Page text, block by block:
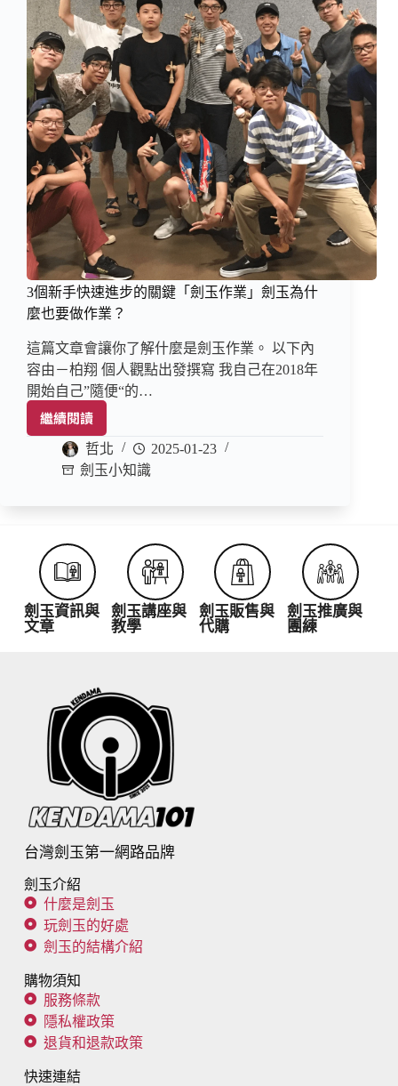
3個新手快速進步的關鍵「劍玉作業」劍玉為什
麼也要做作業？
這篇文章會讓你了解什麼是劍玉作業。 以下內
容由－柏翔 個人觀點出發撰寫 我自己在2018年
開始自己”隨便“的…
繼續閱讀
哲北
2025-01-23
劍玉小知識
劍玉資訊與
文章
劍玉講座與
教學
劍玉販售與
代購
劍玉推廣與
團練
台灣劍玉第一網路品牌
劍玉介紹
什麼是劍玉
玩劍玉的好處
劍玉的結構介紹
購物須知
服務條款
隱私權政策
退貨和退款政策
快速連結